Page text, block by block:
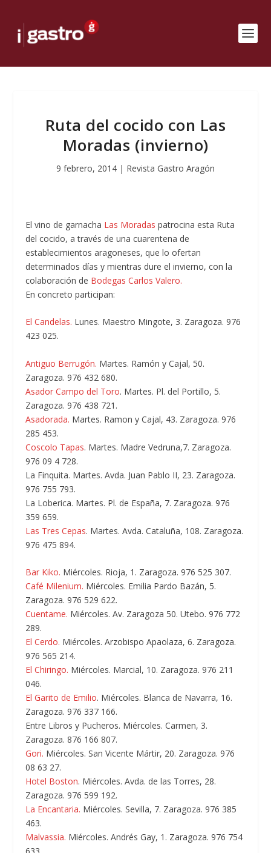
Ruta del cocido con Las
Moradas (invierno)
9 febrero, 2014 | Revista Gastro Aragón
El vino de garnacha Las Moradas patrocina esta Ruta
del cocido, a través de una cuarentena de
establecimientos aragoneses, que lo ofertan
determinados días y mientras dure el invierno, con la
colaboración de Bodegas Carlos Valero.
En concreto participan:
El Candelas. Lunes. Maestro Mingote, 3. Zaragoza. 976
423 025.
Antiguo Berrugón. Martes. Ramón y Cajal, 50.
Zaragoza. 976 432 680.
Asador Campo del Toro. Martes. Pl. del Portillo, 5.
Zaragoza. 976 438 721.
Asadorada. Martes. Ramon y Cajal, 43. Zaragoza. 976
285 453.
Coscolo Tapas. Martes. Madre Vedruna,7. Zaragoza.
976 09 4 728.
La Finquita. Martes. Avda. Juan Pablo II, 23. Zaragoza.
976 755 793.
La Loberica. Martes. Pl. de España, 7. Zaragoza. 976
359 659.
Las Tres Cepas. Martes. Avda. Cataluña, 108. Zaragoza.
976 475 894.
Bar Kiko. Miércoles. Rioja, 1. Zaragoza. 976 525 307.
Café Milenium. Miércoles. Emilia Pardo Bazán, 5.
Zaragoza. 976 529 622.
Cuentame. Miércoles. Av. Zaragoza 50. Utebo. 976 772
289.
El Cerdo. Miércoles. Arzobispo Apaolaza, 6. Zaragoza.
976 565 214.
El Chiringo. Miércoles. Marcial, 10. Zaragoza. 976 211
046.
El Garito de Emilio. Miércoles. Blanca de Navarra, 16.
Zaragoza. 976 337 166.
Entre Libros y Pucheros. Miércoles. Carmen, 3.
Zaragoza. 876 166 807.
Gori. Miércoles. San Vicente Mártir, 20. Zaragoza. 976
08 63 27.
Hotel Boston. Miércoles. Avda. de las Torres, 28.
Zaragoza. 976 599 192.
La Encantaria. Miércoles. Sevilla, 7. Zaragoza. 976 385
463.
Malvassia. Miércoles. Andrés Gay, 1. Zaragoza. 976 754